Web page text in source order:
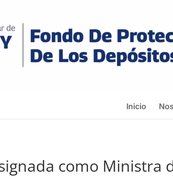
Inicio
como Ministra